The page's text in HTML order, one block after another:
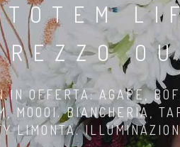
TOTEM
IN OFFERTA: AGAPE,
MOOOI. BIANCHERIA,
LIMONTA.